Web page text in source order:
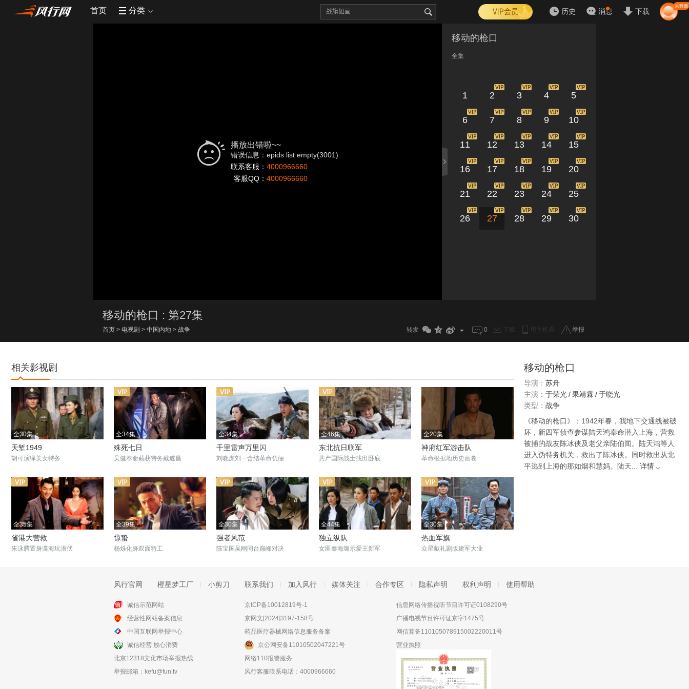
首页 分类 历史 消息 下载
播放出错啦~~
错误信息：epids list empty(3001)
联系客服： 4000966660
客服QQ： 4000966660
移动的枪口
全集
1 2 3 4 5
6 7 8 9 10
11 12 13 14 15
16 17 18 19 20
21 22 23 24 25
26 27 28 29 30
移动的枪口 : 第27集
首页 > 电视剧 > 中国内地 > 战争 转发 0 举报
相关影视剧
全30集
天堑1949
胡可演绎美女特务
全34集
殊死七日
吴健奉命截获特务戴遂昌
全34集
千里雷声万里闪
刘晓虎刘一含结革命伉俪
全46集
东北抗日联军
共产国际战士找出卧底
全20集
神府红军游击队
革命根据地历史画卷
全35集
省港大营救
朱泳腾置身谍海玩潜伏
全39集
惊蛰
杨烁化身双面特工
全30集
强者风范
陈宝国吴刚同台巅峰对决
全44集
独立纵队
女匪秦海璐示爱王新军
全30集
热血军旗
众星献礼剧版建军大业
全38集
掩不住的阳光
移动的枪口
导演： 苏舟
主演： 于荣光/果靖霖 /于晓光
类型： 战争
《移动的枪口》：1942年春，我地下交通线被破
坏，新四军侦查参谋陆天鸿奉命潜入上海，营救
被捕的战友陈冰侠及老父亲陆伯闻。陆天鸿等人
进入伪特务机关，救出了陈冰侠。同时救出从北
平逃到上海的那如烟和慧妈。陆天...
详情
风行官网 橙星梦工厂 小剪刀 联系我们 加入风行 媒体关注 合作专区 隐私声明 权利声明 使用帮助
诚信示范网站
经营性网站备案信息
中国互联网举报中心
诚信经营 放心消费
北京12318文化市场举报热线
举报邮箱： kefu@fun.tv
京ICP备10012819号-1
京网文[2024]3197-158号
药品医疗器械网络信息服务备案
京公网安备11010502047221号
网络110报警服务
风行客服联系电话：4000966660
信息网络传播视听节目许可证0108290号
广播电视节目许可证京字1475号
网信算备110105078915002220011号
营业执照